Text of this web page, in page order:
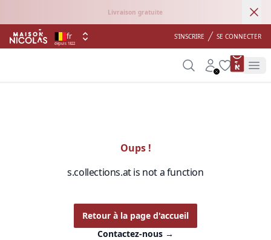
Livraison gratuite
depuis 1822
fr S'INSCRIRE SE CONNECTER
SearchAccount
Wishlist
Oups !
s.collections.at is not a function
Retour à la page d'accueil
Contactez-nous →